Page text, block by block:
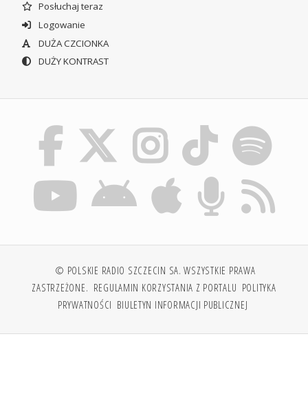
Posłuchaj teraz
Logowanie
DUŻA CZCIONKA
DUŻY KONTRAST
© POLSKIE RADIO SZCZECIN SA. WSZYSTKIE PRAWA
ZASTRZEŻONE. REGULAMIN KORZYSTANIA Z PORTALU POLITYKA
PRYWATNOŚCI BIULETYN INFORMACJI PUBLICZNEJ